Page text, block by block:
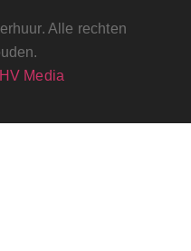
Alle rechten
HV Media